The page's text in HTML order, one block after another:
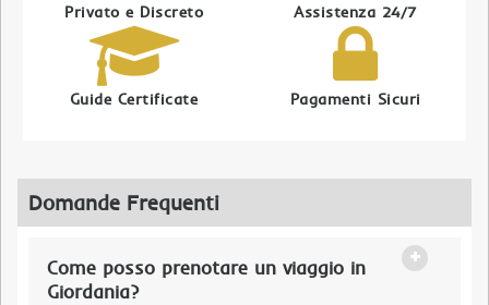
Privato e Discreto Assistenza 24/7
Guide Certificate Pagamenti Sicuri
Domande Frequenti
Come posso prenotare un viaggio in
Giordania?